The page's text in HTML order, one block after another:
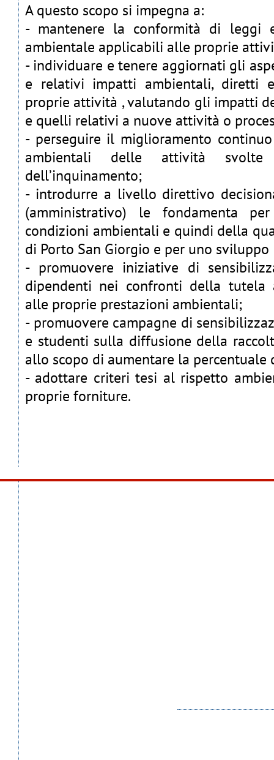
A questo scopo si impegna a:
- mantenere la conformità di leggi
ambientale applicabili alle proprie
- individuare e tenere aggiornati gli
e relativi impatti ambientali, diretti
proprie attività , valutando gli impatti
e quelli relativi a nuove attività o
- perseguire il miglioramento
ambientali delle attività
dell’inquinamento;
- introdurre a livello direttivo
(amministrativo) le fondamenta
condizioni ambientali e quindi della
di Porto San Giorgio e per uno
- promuovere iniziative di
dipendenti nei confronti della tutela
alle proprie prestazioni ambientali;
- promuovere campagne di
e studenti sulla diffusione della
allo scopo di aumentare la
- adottare criteri tesi al rispetto
proprie forniture.